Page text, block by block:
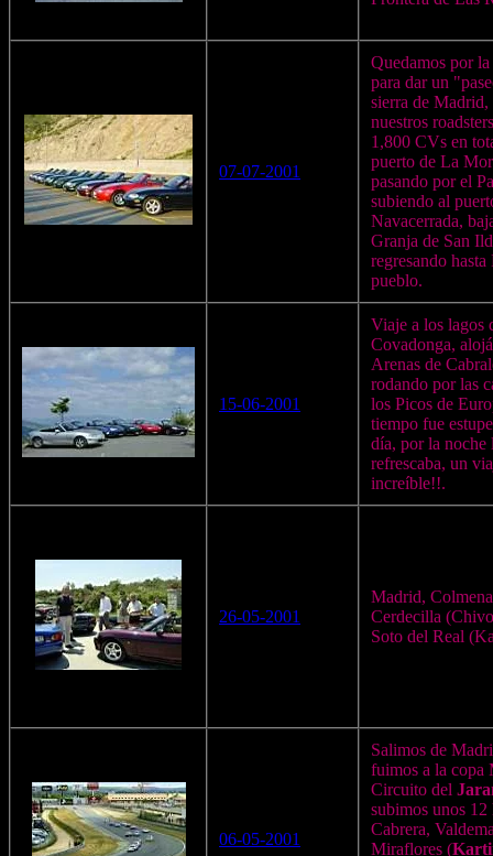
07-07-2001
Quedamos por
para dar un
sierra de Madrid,
nuestros
1,800 CVs en
puerto de La
pasando por el
subiendo al
Navacerrada,
Granja de San
regresando
pueblo.
15-06-2001
Viaje a los lagos
Covadonga,
Arenas de
rodando por las
los Picos de
tiempo fue
día, por la
refrescaba, un
increíble!!.
26-05-2001
Madrid,
Cerdecilla
Soto del Real
06-05-2001
Salimos de
fuimos a la copa
Circuito del
subimos unos 12
Cabrera,
Miraflores (